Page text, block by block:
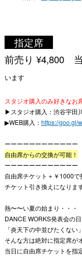
指定席
前売り ¥4,800
います
スタジオ購入のみ好きなお
▶︎スタジオ購入：渋谷宇田
▶︎WEB購入： https://goo.gl/
ーーーーーーーーーーーー
自由席からの交換が可能！
ーーーーーーーーーーーー
自由席チケット＋￥1000で
チケット引き換えになりま
熱〜〜い夏の始まり・・・
DANCE WORKS発表会の
「炎天下の中並びたくない」
そんな方は絶対に指定席が
当日に自由席チケットを指